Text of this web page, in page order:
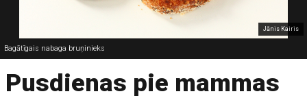
Jānis Kairis
Bagātīgais nabaga bruņinieks
Pusdienas pie mammas